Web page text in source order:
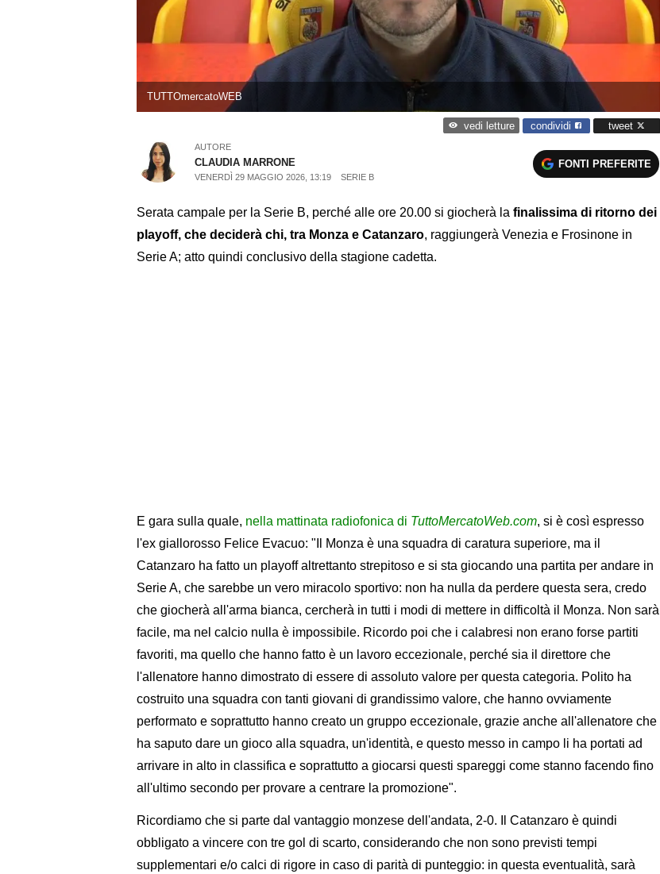
TUTTOmercatoWEB
vedi letture condividi tweet
AUTORE
CLAUDIA MARRONE
VENERDÌ 29 MAGGIO 2026, 13:19 SERIE B
FONTI PREFERITE
Serata campale per la Serie B, perché alle ore 20.00 si giocherà la finalissima di ritorno dei
playoff, che deciderà chi, tra Monza e Catanzaro, raggiungerà Venezia e Frosinone in
Serie A; atto quindi conclusivo della stagione cadetta.
E gara sulla quale, nella mattinata radiofonica di TuttoMercatoWeb.com, si è così espresso
l'ex giallorosso Felice Evacuo: "Il Monza è una squadra di caratura superiore, ma il
Catanzaro ha fatto un playoff altrettanto strepitoso e si sta giocando una partita per andare in
Serie A, che sarebbe un vero miracolo sportivo: non ha nulla da perdere questa sera, credo
che giocherà all'arma bianca, cercherà in tutti i modi di mettere in difficoltà il Monza. Non sarà
facile, ma nel calcio nulla è impossibile. Ricordo poi che i calabresi non erano forse partiti
favoriti, ma quello che hanno fatto è un lavoro eccezionale, perché sia il direttore che
l'allenatore hanno dimostrato di essere di assoluto valore per questa categoria. Polito ha
costruito una squadra con tanti giovani di grandissimo valore, che hanno ovviamente
performato e soprattutto hanno creato un gruppo eccezionale, grazie anche all'allenatore che
ha saputo dare un gioco alla squadra, un'identità, e questo messo in campo li ha portati ad
arrivare in alto in classifica e soprattutto a giocarsi questi spareggi come stanno facendo fino
all'ultimo secondo per provare a centrare la promozione".
Ricordiamo che si parte dal vantaggio monzese dell'andata, 2-0. Il Catanzaro è quindi
obbligato a vincere con tre gol di scarto, considerando che non sono previsti tempi
supplementari e/o calci di rigore in caso di parità di punteggio: in questa eventualità, sarà